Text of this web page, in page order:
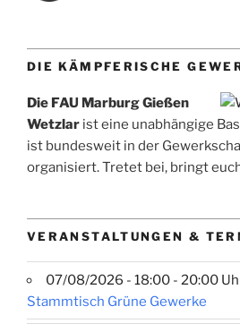
DIE KÄMPFERISCHE
Die FAU Marburg Gießen
Wetzlar ist eine unabhängige
ist bundesweit in der
organisiert. Tretet bei, bringt
VERANSTALTUNGEN &
07/08/2026 - 18:00 - 20:00
Stammtisch Grüne Gewerke